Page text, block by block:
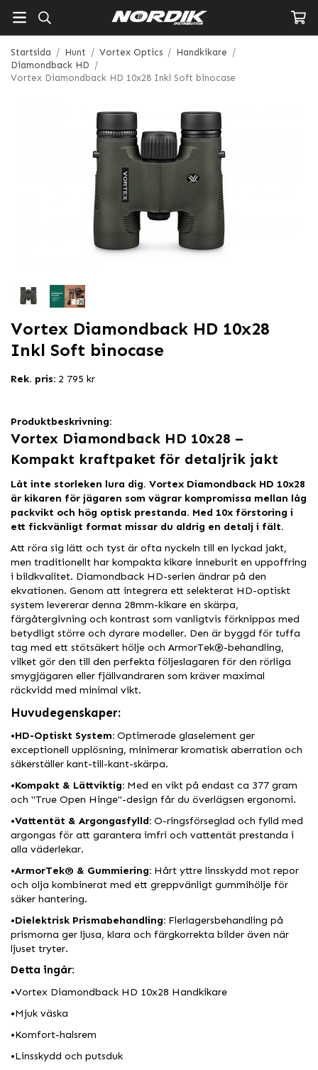
Startsida / Hunt / Vortex Optics / Handkikare /
Diamondback HD /
Vortex Diamondback HD 10x28 Inkl Soft binocase
Vortex Diamondback HD 10x28
Inkl Soft binocase
Rek. pris: 2 795 kr
Produktbeskrivning:
Vortex Diamondback HD 10x28 –
Kompakt kraftpaket för detaljrik jakt
Låt inte storleken lura dig. Vortex Diamondback HD 10x28
är kikaren för jägaren som vägrar kompromissa mellan låg
packvikt och hög optisk prestanda. Med 10x förstoring i
ett fickvänligt format missar du aldrig en detalj i fält.
Att röra sig lätt och tyst är ofta nyckeln till en lyckad jakt,
men traditionellt har kompakta kikare inneburit en uppoffring
i bildkvalitet. Diamondback HD-serien ändrar på den
ekvationen. Genom att integrera ett selekterat HD-optiskt
system levererar denna 28mm-kikare en skärpa,
färgåtergivning och kontrast som vanligtvis förknippas med
betydligt större och dyrare modeller. Den är byggd för tuffa
tag med ett stötsäkert hölje och ArmorTek®-behandling,
vilket gör den till den perfekta följeslagaren för den rörliga
smygjägaren eller fjällvandraren som kräver maximal
räckvidd med minimal vikt.
Huvudegenskaper:
•HD-Optiskt System: Optimerade glaselement ger
exceptionell upplösning, minimerar kromatisk aberration och
säkerställer kant-till-kant-skärpa.
•Kompakt & Lättviktig: Med en vikt på endast ca 377 gram
och "True Open Hinge"-design får du överlägsen ergonomi.
•Vattentät & Argongasfylld: O-ringsförseglad och fylld med
argongas för att garantera imfri och vattentät prestanda i
alla väderlekar.
•ArmorTek® & Gummiering: Hårt yttre linsskydd mot repor
och olja kombinerat med ett greppvänligt gummihölje för
säker hantering.
•Dielektrisk Prismabehandling: Flerlagersbehandling på
prismorna ger ljusa, klara och färgkorrekta bilder även när
ljuset tryter.
Detta ingår:
•Vortex Diamondback HD 10x28 Handkikare
•Mjuk väska
•Komfort-halsrem
•Linsskydd och putsduk